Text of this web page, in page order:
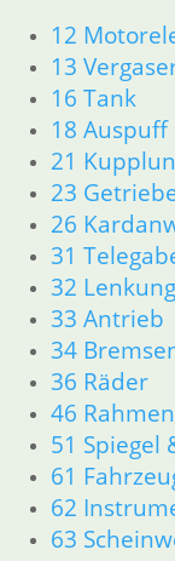
12
13
16 Tank
18 Auspuff
21
23
26
31
32 Lenkung
33 Antrieb
34
36 Räder
46
51 Spiegel
61
62
63
98,00€
inkl. MwSt.
zzgl.
In den
21,90€
inkl. MwSt.
zzgl.
In den
109,00€